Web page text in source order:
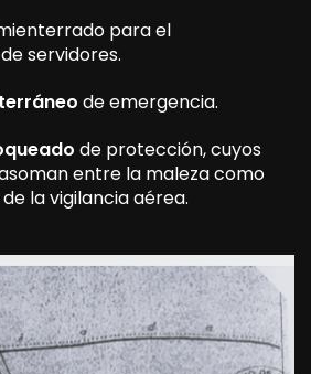
para el
servidores.
de emergencia.
de protección, cuyos
entre la maleza como
la vigilancia aérea.